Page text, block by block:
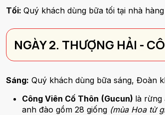
Tối: Quý khách dùng bữa tối tại nhà
NGÀY 2. THƯỢNG HẢI -
Sáng: Quý khách dùng bữa sáng, Đoàn
Công Viên Cố Thôn (Gucun) là rừng
anh đào gồm 28 giống (mùa Hoa từ